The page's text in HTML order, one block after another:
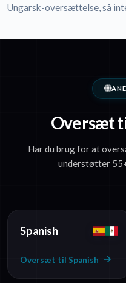
Ungarsk-oversættelse, så
Oversæt
Har du brug for at
understøtter
Spanish
Oversæt til Spanish